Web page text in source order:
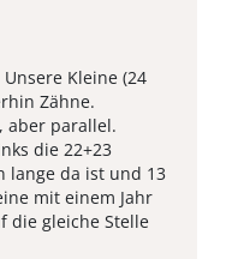
Kleine (24
Zähne.
aber parallel.
die 22+23
lange da ist und 13
mit einem Jahr
die gleiche Stelle